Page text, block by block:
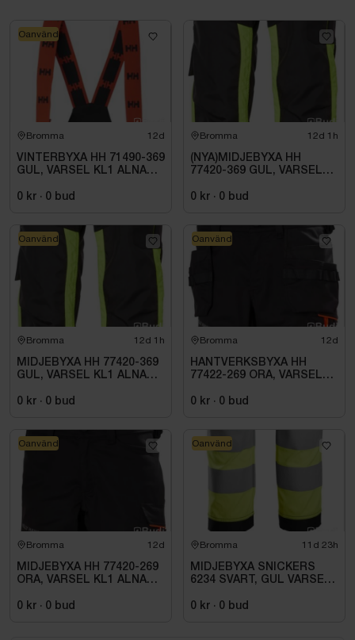
Bromma 12d
VINTERBYXA HH 71490-369
GUL, VARSEL KL1 ALNA
0 kr · 0 bud
Oanvänd
Bromma 12d 1h
(NYA)MIDJEBYXA HH
77420-369 GUL, VARSEL
0 kr · 0 bud
Bromma 12d 1h
MIDJEBYXA HH 77420-369
GUL, VARSEL KL1 ALNA
0 kr · 0 bud
Oanvänd
Bromma 12d
HANTVERKSBYXA HH
77422-269 ORA, VARSEL
0 kr · 0 bud
Oanvänd
Bromma 12d
MIDJEBYXA HH 77420-269
ORA, VARSEL KL1 ALNA
0 kr · 0 bud
Oanvänd
Bromma 11d 23h
MIDJEBYXA SNICKERS
6234 SVART, GUL VARSEL
0 kr · 0 bud
Oanvänd